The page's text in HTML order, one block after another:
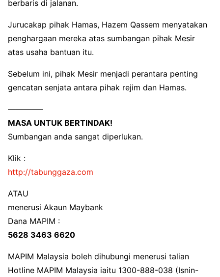
berbaris di jalanan.
Jurucakap pihak Hamas, Hazem Qassem menyatakan
penghargaan mereka atas sumbangan pihak Mesir
atas usaha bantuan itu.
Sebelum ini, pihak Mesir menjadi perantara penting
gencatan senjata antara pihak rejim dan Hamas.
————–
MASA UNTUK BERTINDAK!
Sumbangan anda sangat diperlukan.
Klik :
http://tabunggaza.com
ATAU
menerusi Akaun Maybank
Dana MAPIM :
5628 3463 6620
MAPIM Malaysia boleh dihubungi menerusi talian
Hotline MAPIM Malaysia iaitu 1300-888-038 (Isnin-